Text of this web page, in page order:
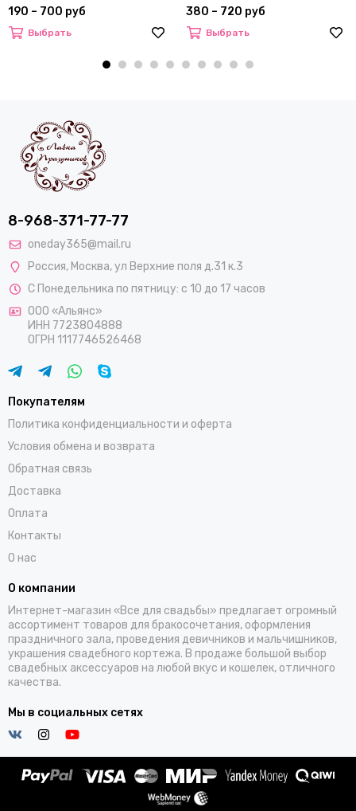
190 – 700 руб
Выбрать
380 – 720 руб
Выбрать
8-968-371-77-77
oneday365@mail.ru
Россия, Москва,ул Верхние поля д.31 к.3
С Понедельника по пятницу: с 10 до 17 часов
ООО «Альянс»
ИНН 7723804888
ОГРН 1117746526468
Покупателям
Политика конфиденциальности и оферта
Условия обмена и возврата
Обратная связь
Доставка
Оплата
Контакты
О нас
О компании
Интернет-магазин «Все для свадьбы» предлагает огромный
ассортимент товаров для бракосочетания, оформления
праздничного зала, проведения девичников и мальчишников,
украшения свадебного кортежа. В продаже большой выбор
свадебных аксессуаров на любой вкус и кошелек, отличного
качества.
Мы в социальных сетях